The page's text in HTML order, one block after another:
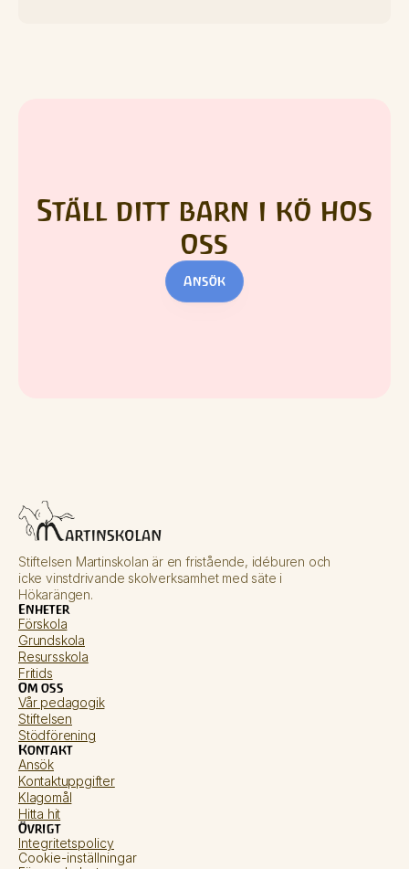
Ställ ditt barn i kö hos
oss
Ansök
Stiftelsen Martinskolan är en fristående, idéburen och
icke vinstdrivande skolverksamhet med säte i
Hökarängen.
Enheter
Förskola
Grundskola
Resursskola
Fritids
Om oss
Vår pedagogik
Stiftelsen
Stödförening
Kontakt
Ansök
Kontaktuppgifter
Klagomål
Hitta hit
Övrigt
Integritetspolicy
Cookie-inställningar